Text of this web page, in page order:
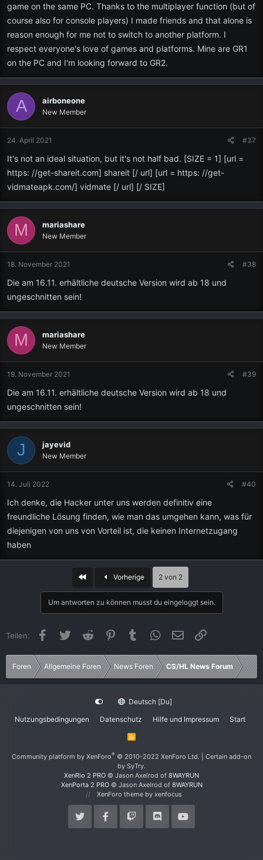
game on the same PC. Thanks to the multiplayer function (but of
course also for console players) I made friends and that alone is
reason enough for me not to switch to another platform. I
respect everyone's love of games and platforms. Mine are GR1
on the PC and I'm looking forward to GR2.
A airboneone
New Member
24. April 2021 #37
It's not an ideal situation, but it's not half bad. [SIZE = 1] [url =
https: //get-shareit.com] shareit [/ url] [url = https: //get-
vidmateapk.com/] vidmate [/ url] [/ SIZE]
M mariashare
New Member
18. November 2021 #38
Die am 16.11. erhältliche deutsche Version wird ab 18 und
ungeschnitten sein!
M mariashare
New Member
19. November 2021 #39
Die am 16.11. erhältliche deutsche Version wird ab 18 und
ungeschnitten sein!
J jayevid
New Member
14. Juli 2022 #40
Ich denke, die Hacker unter uns werden definitiv eine
freundliche Lösung finden, wie man das umgehen kann, was für
diejenigen von uns von Vorteil ist, die keinen Internetzugang
haben
Vorherige 2 von 2
Um antworten zu können musst du eingeloggt sein.
Teilen: FacebookTwitter Reddit PinterestTumblr WhatsApp
E-Mail
Foren Allgemeine Foren News Foren CS/HL News Forum
Deutsch [Du]
Nutzungsbedingungen
Datenschutz Hilfe und Impressum Start
R
Community platform by XenForo® © 2010-2022 XenForo Ltd.
Certain add-on
by SyTry.
XenRio 2 PRO © Jason Axelrod of 8WAYRUN
XenPorta 2 PRO© Jason Axelrod of 8WAYRUN
XenForo theme by xenfocus